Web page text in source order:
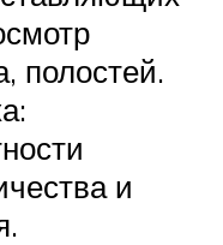
полостей.
и